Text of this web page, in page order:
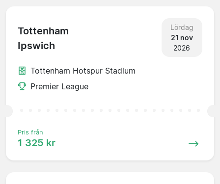
Tottenham
Ipswich
Lördag
21 nov
2026
Tottenham Hotspur Stadium
Premier League
Pris från
1 325 kr